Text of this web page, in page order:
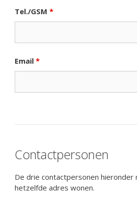
Tel./GSM *
Email *
Contactpersonen
De drie contactpersonen hieronder
hetzelfde adres wonen.